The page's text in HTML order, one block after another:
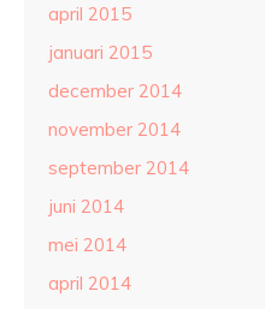
april 2015
januari 2015
december 2014
november 2014
september 2014
juni 2014
mei 2014
april 2014